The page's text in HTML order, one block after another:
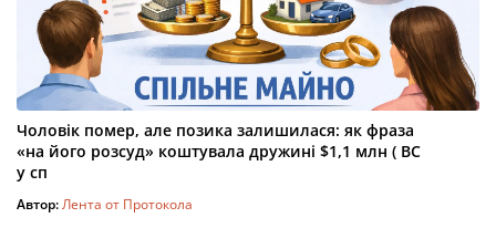
Чоловік помер, але позика залишилася: як фраза
«на його розсуд» коштувала дружині $1,1 млн ( ВС
у сп
Автор:Лента от Протокола